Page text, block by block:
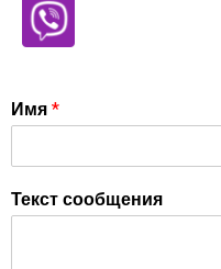
Имя*
Текст сообщения